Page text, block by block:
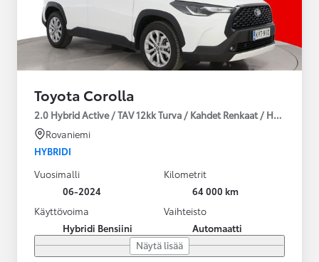
Toyota Corolla
2.0 Hybrid Active / TAV 12kk Turva / Kahdet Renkaat /
Rovaniemi
HYBRIDI
Vuosimalli
06-2024
Kilometrit
64 000 km
Käyttövoima
Hybridi Bensiini
Vaihteisto
Automaatti
Näytä lisää